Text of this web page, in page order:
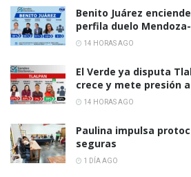
Benito Juárez
perfila duelo
14 HORAS AGO
El Verde ya disputa
crece y mete presión
14 HORAS AGO
Paulina impulsa
seguras
1 DÍA AGO